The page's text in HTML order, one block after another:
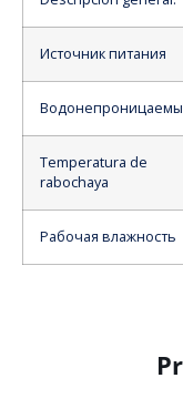
Источник питания
Temperatura de
rabochaya
Рабочая влажность